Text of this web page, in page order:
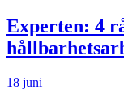
Experten: 4
18 juni